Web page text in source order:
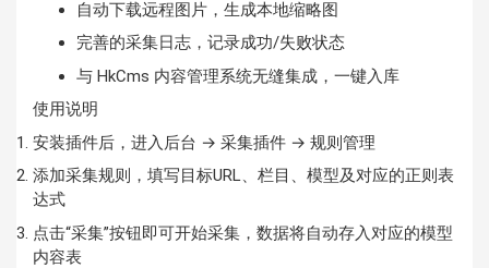
自动下载远程图片，生成本地缩略图
完善的采集日志，记录成功/失败状态
与 HkCms 内容管理系统无缝集成，一键入库
使用说明
安装插件后，进入后台 → 采集插件 → 规则管理
添加采集规则，填写目标URL、栏目、模型及对应的正则表
达式
点击“采集”按钮即可开始采集，数据将自动存入对应的模型
内容表